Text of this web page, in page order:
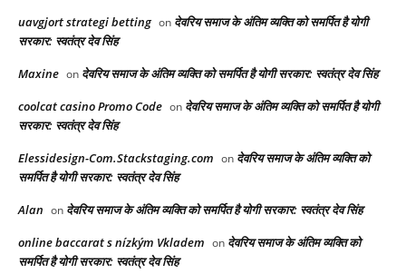
uavgjort strategi betting on देवरिय समाज के अंतिम व्यक्ति को समर्पित है योगी
सरकार: स्वतंत्र देव सिंह
Maxine on देवरिय समाज के अंतिम व्यक्ति को समर्पित है योगी सरकार: स्वतंत्र देव सिंह
coolcat casino Promo Code on देवरिय समाज के अंतिम व्यक्ति को समर्पित है योगी
सरकार: स्वतंत्र देव सिंह
Elessidesign-Com.Stackstaging.com on देवरिय समाज के अंतिम व्यक्ति को
समर्पित है योगी सरकार: स्वतंत्र देव सिंह
Alan on देवरिय समाज के अंतिम व्यक्ति को समर्पित है योगी सरकार: स्वतंत्र देव सिंह
online baccarat s nízkým Vkladem on देवरिय समाज के अंतिम व्यक्ति को
समर्पित है योगी सरकार: स्वतंत्र देव सिंह